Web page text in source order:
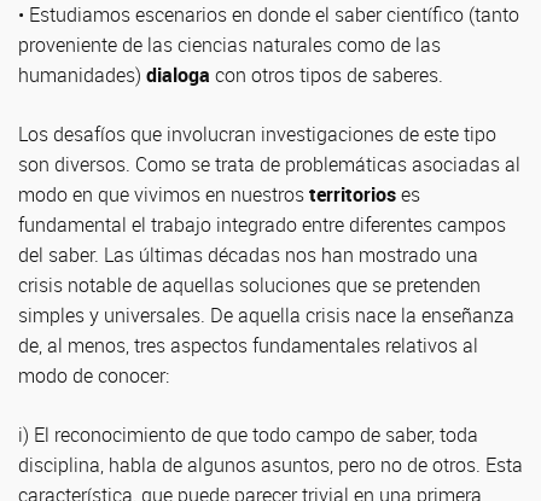
• Estudiamos escenarios en donde el saber científico (tanto
proveniente de las ciencias naturales como de las
humanidades) dialoga con otros tipos de saberes.
Los desafíos que involucran investigaciones de este tipo
son diversos. Como se trata de problemáticas asociadas al
modo en que vivimos en nuestrosterritorioses
fundamental el trabajo integrado entre diferentes campos
del saber. Las últimas décadas nos han mostrado una
crisis notable de aquellas soluciones que se pretenden
simples y universales. De aquella crisis nace la enseñanza
de, al menos, tres aspectos fundamentales relativos al
modo de conocer:
i) El reconocimiento de que todo campo de saber, toda
disciplina, habla de algunos asuntos, pero no de otros. Esta
característica, que puede parecer trivial en una primera